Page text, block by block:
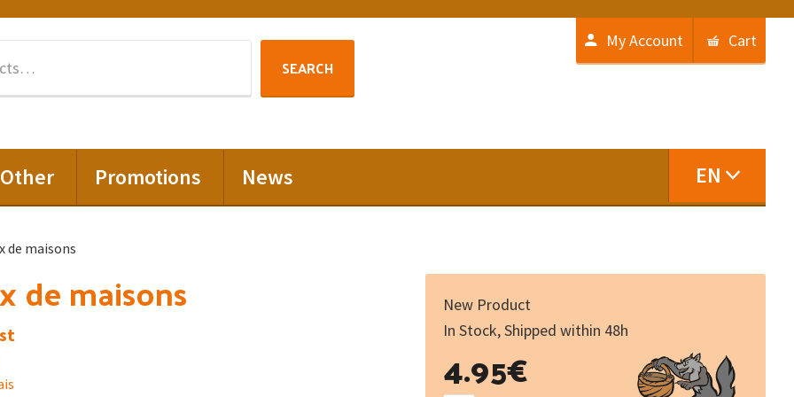
SEARCH
My Account Cart
Other Promotions News EN
de maisons
de maisons
New Product
In Stock, Shipped within 48h
4.95€
Creux
de